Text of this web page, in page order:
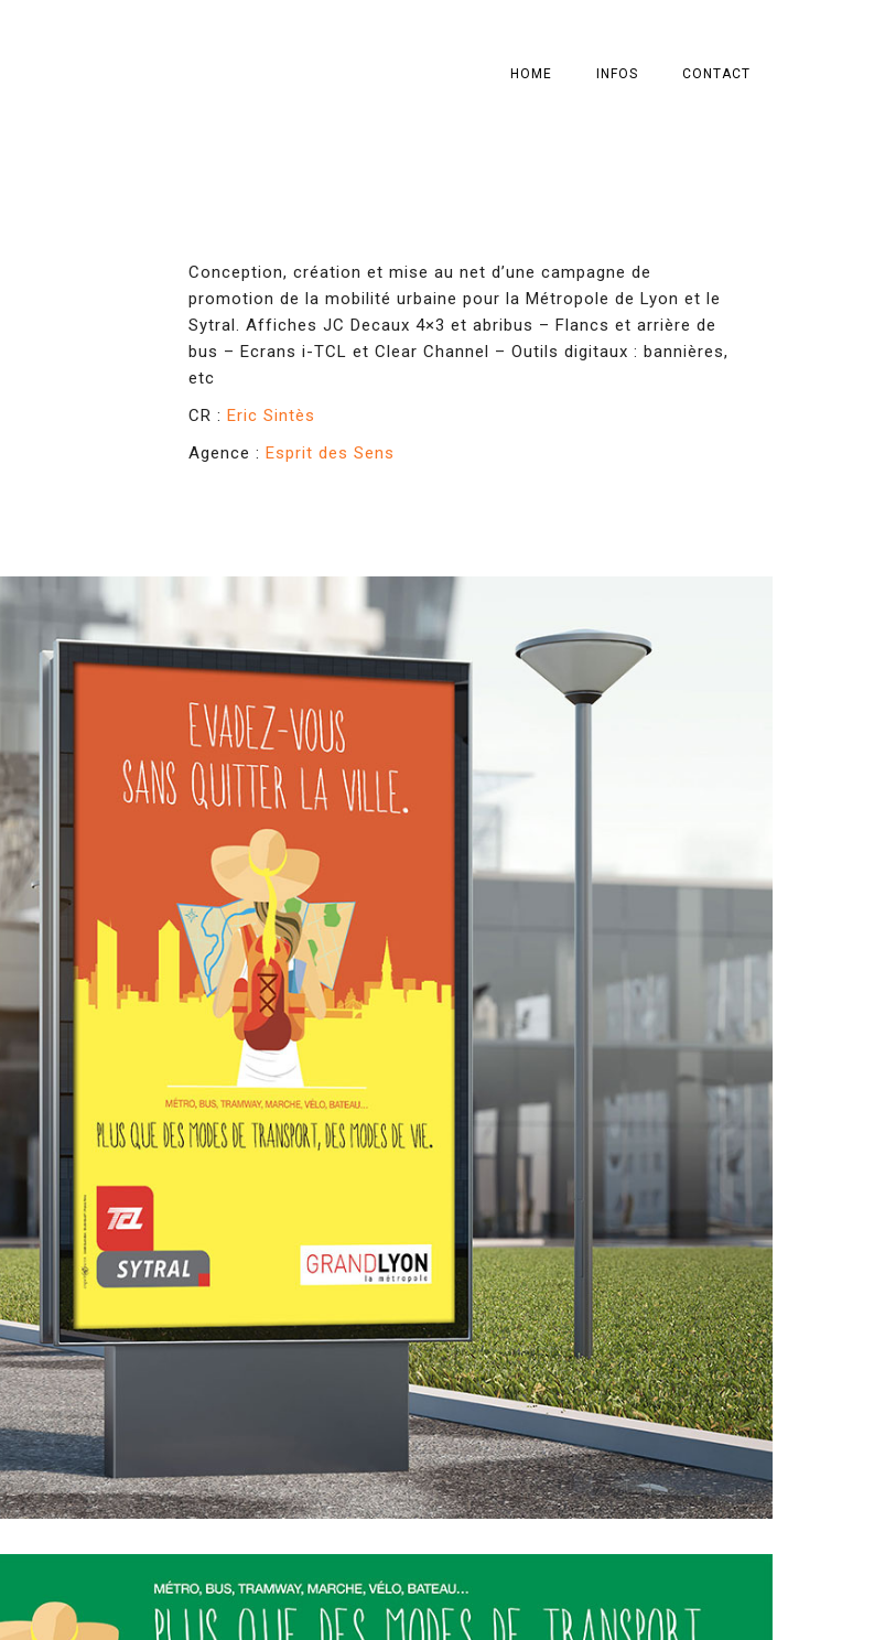
HOME INFOS CONTACT
Conception, création et mise au net d’une campagne de
promotion de la mobilité urbaine pour la Métropole de Lyon et le
Sytral. Affiches JC Decaux 4×3 et abribus – Flancs et arrière de
bus – Ecrans i-TCL et Clear Channel – Outils digitaux : bannières,
etc
CR : Eric Sintès
Agence : Esprit des Sens